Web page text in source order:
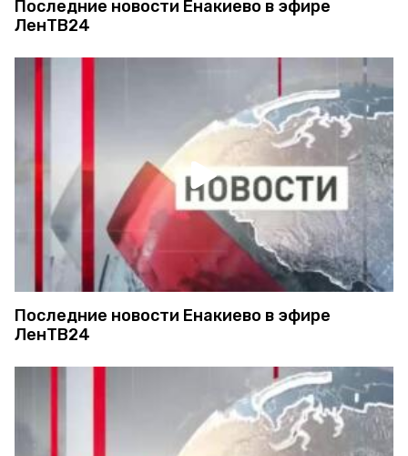
Последние новости Енакиево в эфире
ЛенТВ24
Последние новости Енакиево в эфире
ЛенТВ24